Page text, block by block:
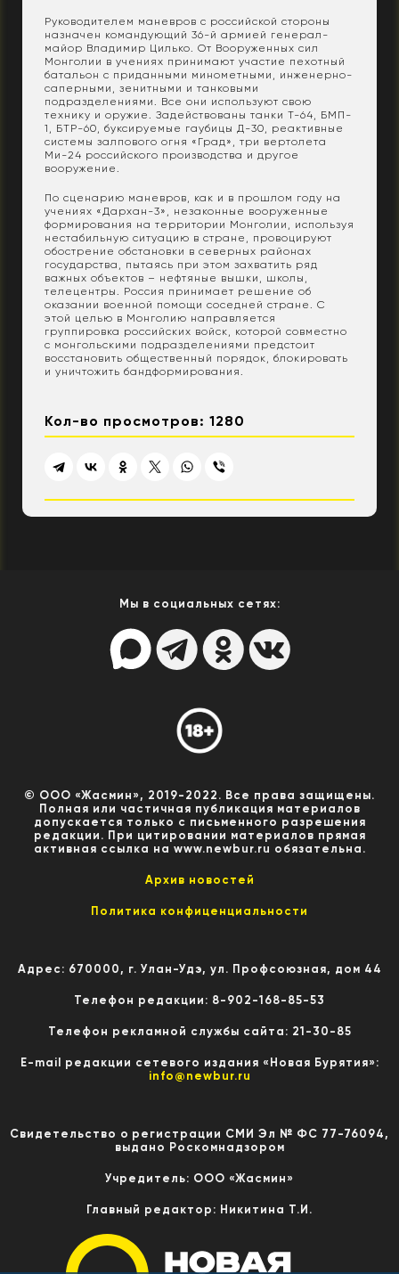
Руководителем маневров с российской стороны
назначен командующий 36-й армией генерал-
майор Владимир Цилько. От Вооруженных сил
Монголии в учениях принимают участие пехотный
батальон с приданными минометными, инженерно-
саперными, зенитными и танковыми
подразделениями. Все они используют свою
технику и оружие. Задействованы танки Т-64, БМП-
1, БТР-60, буксируемые гаубицы Д-30, реактивные
системы залпового огня «Град», три вертолета
Ми-24 российского производства и другое
вооружение.
По сценарию маневров, как и в прошлом году на
учениях «Дархан-3», незаконные вооруженные
формирования на территории Монголии, используя
нестабильную ситуацию в стране, провоцируют
обострение обстановки в северных районах
государства, пытаясь при этом захватить ряд
важных объектов – нефтяные вышки, школы,
телецентры. Россия принимает решение об
оказании военной помощи соседней стране. С
этой целью в Монголию направляется
группировка российских войск, которой совместно
с монгольскими подразделениями предстоит
восстановить общественный порядок, блокировать
и уничтожить бандформирования.
Кол-во просмотров: 1280
Мы в социальных сетях:
© ООО «Жасмин», 2019-2022. Все права защищены.
Полная или частичная публикация материалов
допускается только с письменного разрешения
редакции. При цитировании материалов прямая
активная ссылка на www.newbur.ru обязательна.
Архив новостей
Политика конфиценциальности
Адрес: 670000, г. Улан-Удэ, ул. Профсоюзная, дом 44
Телефон редакции: 8-902-168-85-53
Телефон рекламной службы сайта: 21-30-85
E-mail редакции сетевого издания «Новая Бурятия»:
info@newbur.ru
Свидетельство о регистрации СМИ Эл № ФС 77-76094,
выдано Роскомнадзором
Учредитель: ООО «Жасмин»
Главный редактор: Никитина Т.И.